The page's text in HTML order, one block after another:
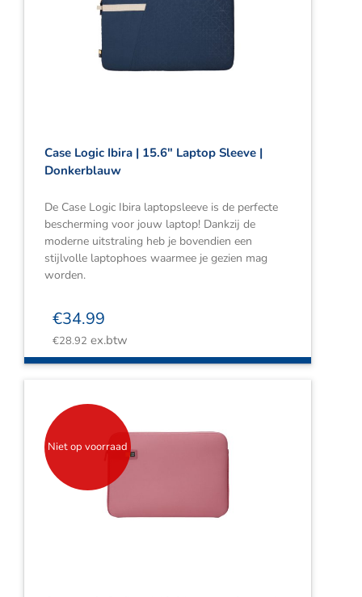
Case Logic Ibira | 15.6″ Laptop Sleeve |
Donkerblauw
De Case Logic Ibira laptopsleeve is de perfecte
bescherming voor jouw laptop! Dankzij de
moderne uitstraling heb je bovendien een
stijlvolle laptophoes waarmee je gezien mag
worden.
€34.99
€28.92 ex.btw
Niet op voorraad